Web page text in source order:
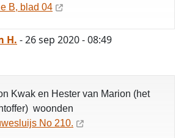
B, blad 04
H. - 26 sep 2020 - 08:49
Kwak en Hester van Marion (het
woonden
No 210.